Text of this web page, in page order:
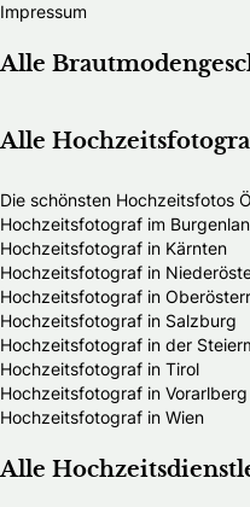
Impressum
Alle
Alle
Die schönsten Hochzeitsfotos
Hochzeitsfotograf im
Hochzeitsfotograf in Kärnten
Hochzeitsfotograf in
Hochzeitsfotograf in
Hochzeitsfotograf in Salzburg
Hochzeitsfotograf in der
Hochzeitsfotograf in Tirol
Hochzeitsfotograf in Vorarlberg
Hochzeitsfotograf in Wien
Alle